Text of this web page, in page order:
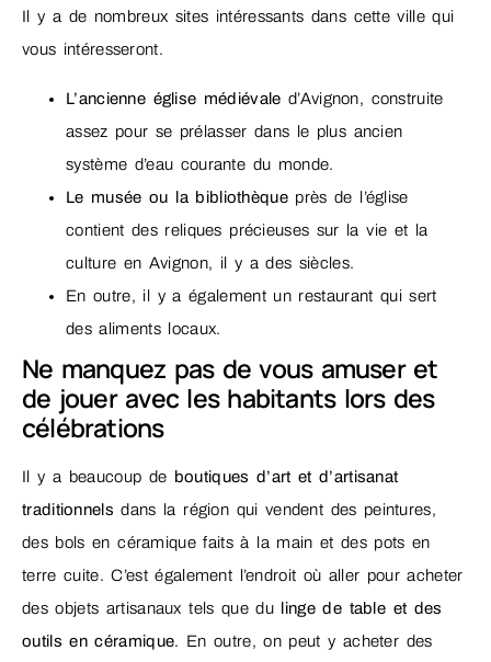
Il y a de nombreux sites intéressants dans cette ville qui
vous intéresseront.
L’ancienne église médiévale d’Avignon, construite
assez pour se prélasser dans le plus ancien
système d’eau courante du monde.
Le musée ou la bibliothèque près de l’église
contient des reliques précieuses sur la vie et la
culture en Avignon, il y a des siècles.
En outre, il y a également un restaurant qui sert
des aliments locaux.
Ne manquez pas de vous amuser et
de jouer avec les habitants lors des
célébrations
Il y a beaucoup de boutiques d’art et d’artisanat
traditionnels dans la région qui vendent des peintures,
des bols en céramique faits à la main et des pots en
terre cuite. C’est également l’endroit où aller pour acheter
des objets artisanaux tels que du linge de table et des
outils en céramique. En outre, on peut y acheter des